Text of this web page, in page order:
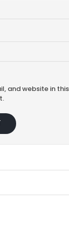
and website in